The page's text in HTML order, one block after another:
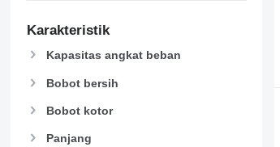
Karakteristik
Kapasitas angkat beban
Bobot bersih
Bobot kotor
Panjang